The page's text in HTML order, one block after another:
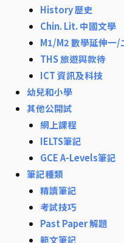
History 歷史
Chin. Lit. 中國文學
M1/M2 數學延伸一/
THS 旅遊與款待
ICT 資訊及科技
幼兒和小學
其他公開試
網上課程
IELTS筆記
GCE A-Levels筆記
筆記種類
精讀筆記
考試技巧
Past Paper 解題
範文筆記